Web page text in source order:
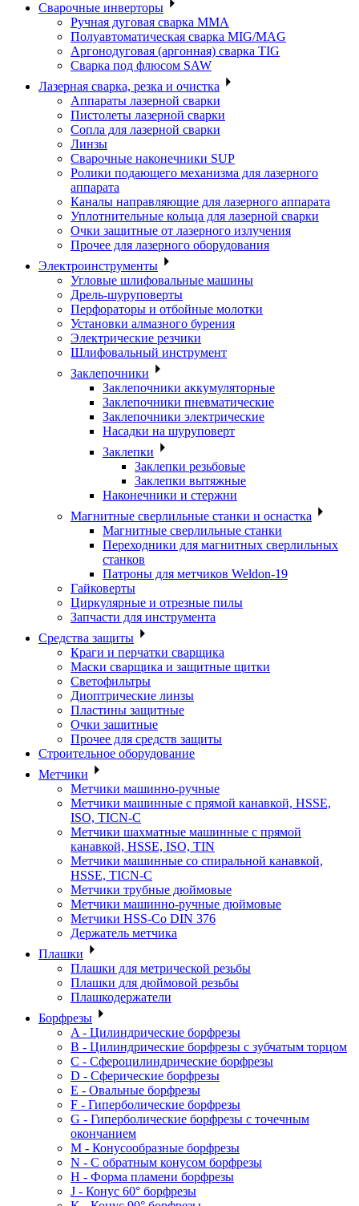
Сварочные инверторы
Ручная дуговая сварка MMA
Полуавтоматическая сварка MIG/MAG
Аргонодуговая (аргонная) сварка TIG
Сварка под флюсом SAW
Лазерная сварка, резка и очистка
Аппараты лазерной сварки
Пистолеты лазерной сварки
Сопла для лазерной сварки
Линзы
Сварочные наконечники SUP
Ролики подающего механизма для лазерного
аппарата
Каналы направляющие для лазерного аппарата
Уплотнительные кольца для лазерной сварки
Очки защитные от лазерного излучения
Прочее для лазерного оборудования
Электроинструменты
Угловые шлифовальные машины
Дрель-шуруповерты
Перфораторы и отбойные молотки
Установки алмазного бурения
Электрические резчики
Шлифовальный инструмент
Заклепочники
Заклепочники аккумуляторные
Заклепочники пневматические
Заклепочники электрические
Насадки на шуруповерт
Заклепки
Заклепки резьбовые
Заклепки вытяжные
Наконечники и стержни
Магнитные сверлильные станки и оснастка
Магнитные сверлильные станки
Переходники для магнитных сверлильных
станков
Патроны для метчиков Weldon-19
Гайковерты
Циркулярные и отрезные пилы
Запчасти для инструмента
Средства защиты
Краги и перчатки сварщика
Маски сварщика и защитные щитки
Светофильтры
Диоптрические линзы
Пластины защитные
Очки защитные
Прочее для средств защиты
Строительное оборудование
Метчики
Метчики машинно-ручные
Метчики машинные с прямой канавкой, HSSE,
ISO, TICN-C
Метчики шахматные машинные с прямой
канавкой, HSSE, ISO, TIN
Метчики машинные со спиральной канавкой,
HSSE, TICN-C
Метчики трубные дюймовые
Метчики машинно-ручные дюймовые
Метчики HSS-Co DIN 376
Держатель метчика
Плашки
Плашки для метрической резьбы
Плашки для дюймовой резьбы
Плашкодержатели
Борфрезы
A - Цилиндрические борфрезы
B - Цилиндрические борфрезы с зубчатым торцом
C - Сфероцилиндрические борфрезы
D - Сферические борфрезы
E - Овальные борфрезы
F - Гиперболические борфрезы
G - Гиперболические борфрезы с точечным
окончанием
M - Конусообразные борфрезы
N - С обратным конусом борфрезы
H - Форма пламени борфрезы
J - Конус 60° борфрезы